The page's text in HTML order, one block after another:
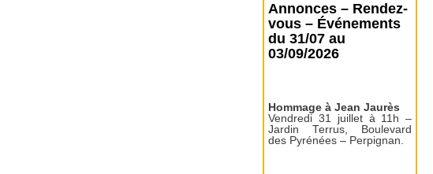
Annonces – Rendez-
vous – Événements
du 31/07 au
03/09/2026
Hommage à Jean Jaurès
Vendredi 31 juillet à 11h –
Jardin Terrus, Boulevard
des Pyrénées – Perpignan.